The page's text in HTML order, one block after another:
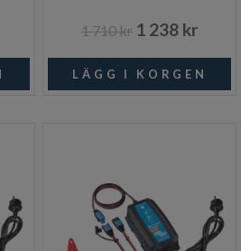
1 710 kr 1 238 kr